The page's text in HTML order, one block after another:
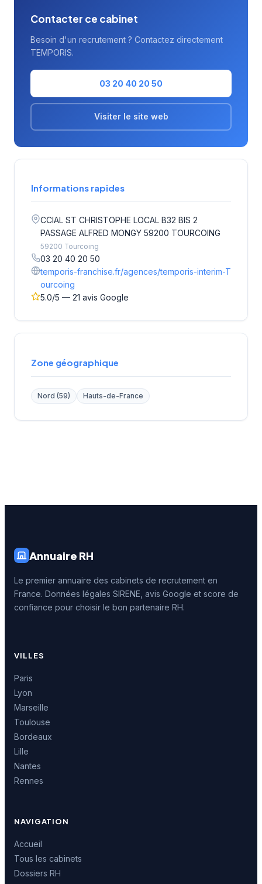
Contacter ce cabinet
Besoin d'un recrutement ? Contactez directement
TEMPORIS.
03 20 40 20 50
Visiter le site web
Informations rapides
CCIAL ST CHRISTOPHE LOCAL B32 BIS 2
PASSAGE ALFRED MONGY 59200 TOURCOING
59200 Tourcoing
03 20 40 20 50
temporis-franchise.fr/agences/temporis-interim-T
ourcoing
5.0/5 — 21 avis Google
Zone géographique
Nord (59) Hauts-de-France
Annuaire RH
Le premier annuaire des cabinets de recrutement en
France. Données légales SIRENE, avis Google et score de
confiance pour choisir le bon partenaire RH.
VILLES
Paris
Lyon
Marseille
Toulouse
Bordeaux
Lille
Nantes
Rennes
NAVIGATION
Accueil
Tous les cabinets
Dossiers RH